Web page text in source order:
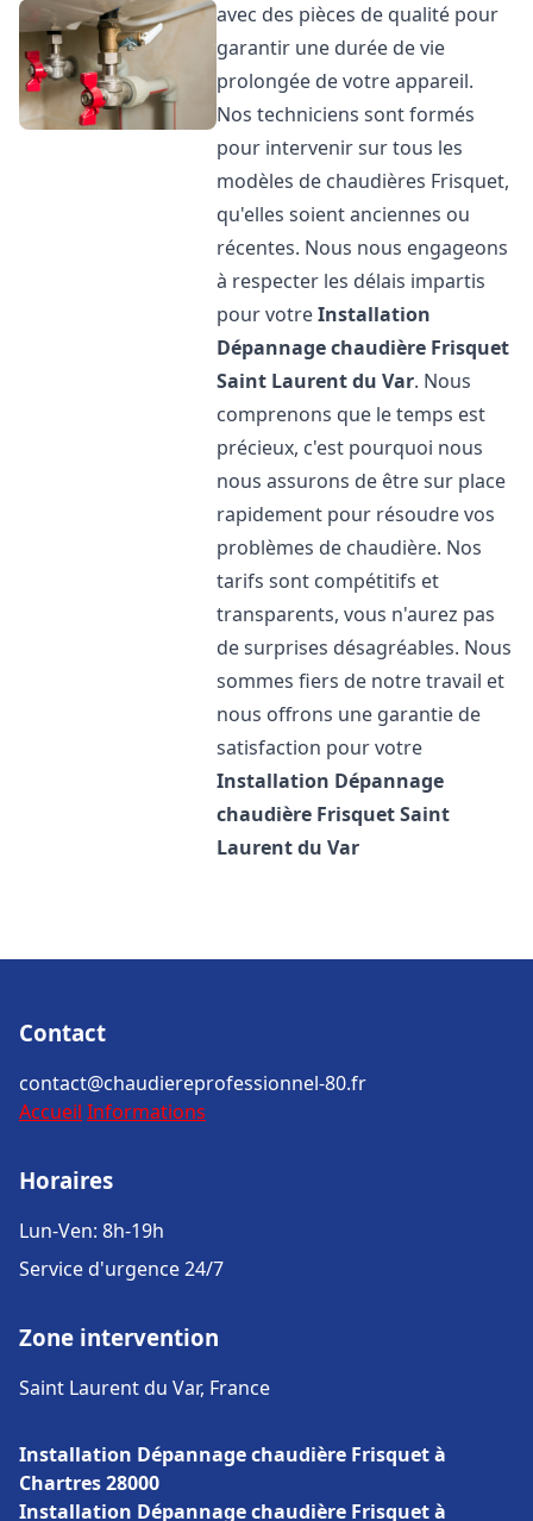
avec des pièces de qualité pour
garantir une durée de vie
prolongée de votre appareil.
Nos techniciens sont formés
pour intervenir sur tous les
modèles de chaudières Frisquet,
qu'elles soient anciennes ou
récentes. Nous nous engageons
à respecter les délais impartis
pour votreInstallation
Dépannage chaudière Frisquet
Saint Laurent du Var. Nous
comprenons que le temps est
précieux, c'est pourquoi nous
nous assurons de être sur place
rapidement pour résoudre vos
problèmes de chaudière. Nos
tarifs sont compétitifs et
transparents, vous n'aurez pas
de surprises désagréables. Nous
sommes fiers de notre travail et
nous offrons une garantie de
satisfaction pour votre
Installation Dépannage
chaudière FrisquetSaint
Laurent du Var
Contact
contact@chaudiereprofessionnel-80.fr
Accueil Informations
Horaires
Lun-Ven: 8h-19h
Service d'urgence 24/7
Zone intervention
Saint Laurent du Var, France
Installation Dépannage chaudière Frisquet à
Chartres 28000
Installation Dépannage chaudière Frisquet à